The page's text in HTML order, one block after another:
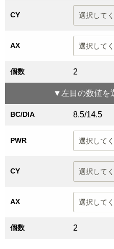
CY
AX
個数 2
▼ 左目 の数値を
BC/DIA 8.5/14.5
PWR
CY
AX
個数 2